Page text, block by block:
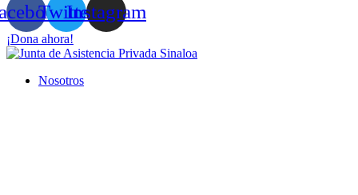
TwitterInstagram
¡Dona ahora!
Nosotros